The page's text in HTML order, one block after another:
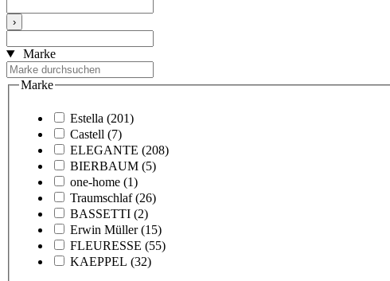
›
Marke
Marke
Estella (201)
Castell (7)
ELEGANTE (208)
BIERBAUM (5)
one-home (1)
Traumschlaf (26)
BASSETTI (2)
Erwin Müller (15)
FLEURESSE (55)
KAEPPEL (32)